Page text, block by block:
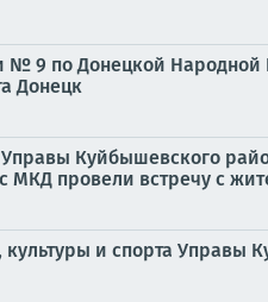
9 по Донецкой Народной
Донецк
Куйбышевского
МКД провели встречу с
и спорта Управы